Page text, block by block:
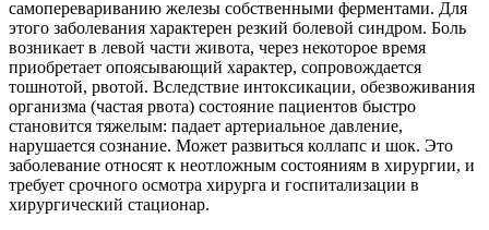
самоперевариванию железы собственными ферментами. Для
этого заболевания характерен резкий болевой синдром. Боль
возникает в левой части живота, через некоторое время
приобретает опоясывающий характер, сопровождается
тошнотой, рвотой. Вследствие интоксикации, обезвоживания
организма (частая рвота) состояние пациентов быстро
становится тяжелым: падает артериальное давление,
нарушается сознание. Может развиться коллапс и шок. Это
заболевание относят к неотложным состояниям в хирургии, и
требует срочного осмотра хирурга и госпитализации в
хирургический стационар.